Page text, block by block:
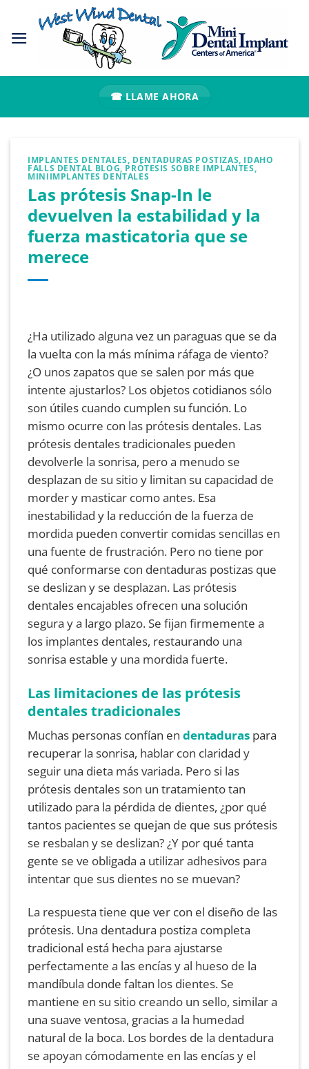
contenido
☎ LLAME AHORA
IMPLANTES DENTALES DENTADURAS POSTIZAS IDAHO
FALLS DENTAL BLOG PRÓTESIS SOBRE IMPLANTES
MINIIMPLANTES DENTALES
Las prótesis Snap-In le
devuelven la estabilidad y la
fuerza masticatoria que se
merece
¿Ha utilizado alguna vez un paraguas que se da
la vuelta con la más mínima ráfaga de viento?
¿O unos zapatos que se salen por más que
intente ajustarlos? Los objetos cotidianos sólo
son útiles cuando cumplen su función. Lo
mismo ocurre con las prótesis dentales. Las
prótesis dentales tradicionales pueden
devolverle la sonrisa, pero a menudo se
desplazan de su sitio y limitan su capacidad de
morder y masticar como antes. Esa
inestabilidad y la reducción de la fuerza de
mordida pueden convertir comidas sencillas en
una fuente de frustración. Pero no tiene por
qué conformarse con dentaduras postizas que
se deslizan y se desplazan. Las prótesis
dentales encajables ofrecen una solución
segura y a largo plazo. Se fijan firmemente a
los implantes dentales, restaurando una
sonrisa estable y una mordida fuerte.
Las limitaciones de las prótesis
dentales tradicionales
Muchas personas confían endentaduras para
recuperar la sonrisa, hablar con claridad y
seguir una dieta más variada. Pero si las
prótesis dentales son un tratamiento tan
utilizado para la pérdida de dientes, ¿por qué
tantos pacientes se quejan de que sus prótesis
se resbalan y se deslizan? ¿Y por qué tanta
gente se ve obligada a utilizar adhesivos para
intentar que sus dientes no se muevan?
La respuesta tiene que ver con el diseño de las
prótesis. Una dentadura postiza completa
tradicional está hecha para ajustarse
perfectamente a las encías y al hueso de la
mandíbula donde faltan los dientes. Se
mantiene en su sitio creando un sello, similar a
una suave ventosa, gracias a la humedad
natural de la boca. Los bordes de la dentadura
se apoyan cómodamente en las encías y el